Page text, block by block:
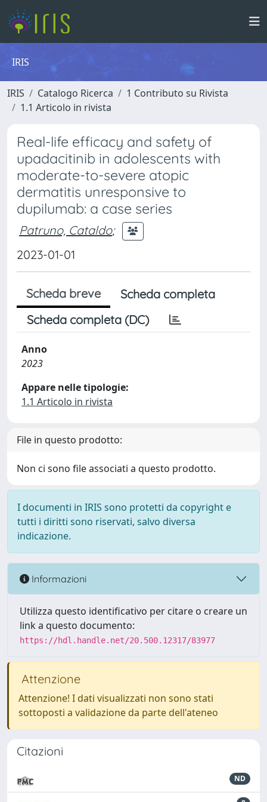
IRIS
IRIS Catalogo Ricerca
1 Contributo su Rivista
1.1 Articolo in rivista
Real-life efficacy and safety of
upadacitinib in adolescents with
moderate-to-severe atopic
dermatitis unresponsive to
dupilumab: a case series
Patruno, Cataldo;
2023-01-01
Scheda breve
Scheda completa
Scheda completa (DC)
Anno
2023
Appare nelle tipologie:
1.1 Articolo in rivista
File in questo prodotto:
Non ci sono file associati a questo prodotto.
I documenti in IRIS sono protetti da copyright e
tutti i diritti sono riservati, salvo diversa
indicazione.
Informazioni
Utilizza questo identificativo per citare o creare un
link a questo documento:
https://hdl.handle.net/20.500.12317/83977
Attenzione
Attenzione! I dati visualizzati non sono stati
sottoposti a validazione da parte dell'ateneo
Citazioni
ND